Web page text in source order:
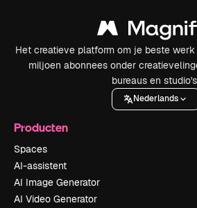
Het creatieve platform om je beste werk
miljoen abonnees onder
bureaus en
Nederlands
Producten
Spaces
AI-assistent
AI Image Generator
AI Video Generator